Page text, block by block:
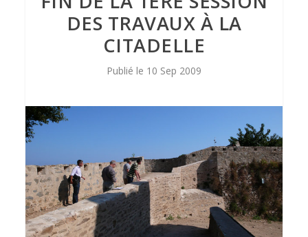
DES TRAVAUX À LA
CITADELLE
10 Sep 2009